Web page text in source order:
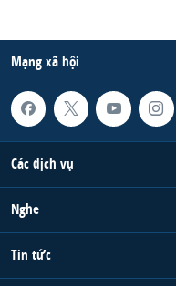
Mạng xã hội
Các dịch vụ
Nghe
Tin tức